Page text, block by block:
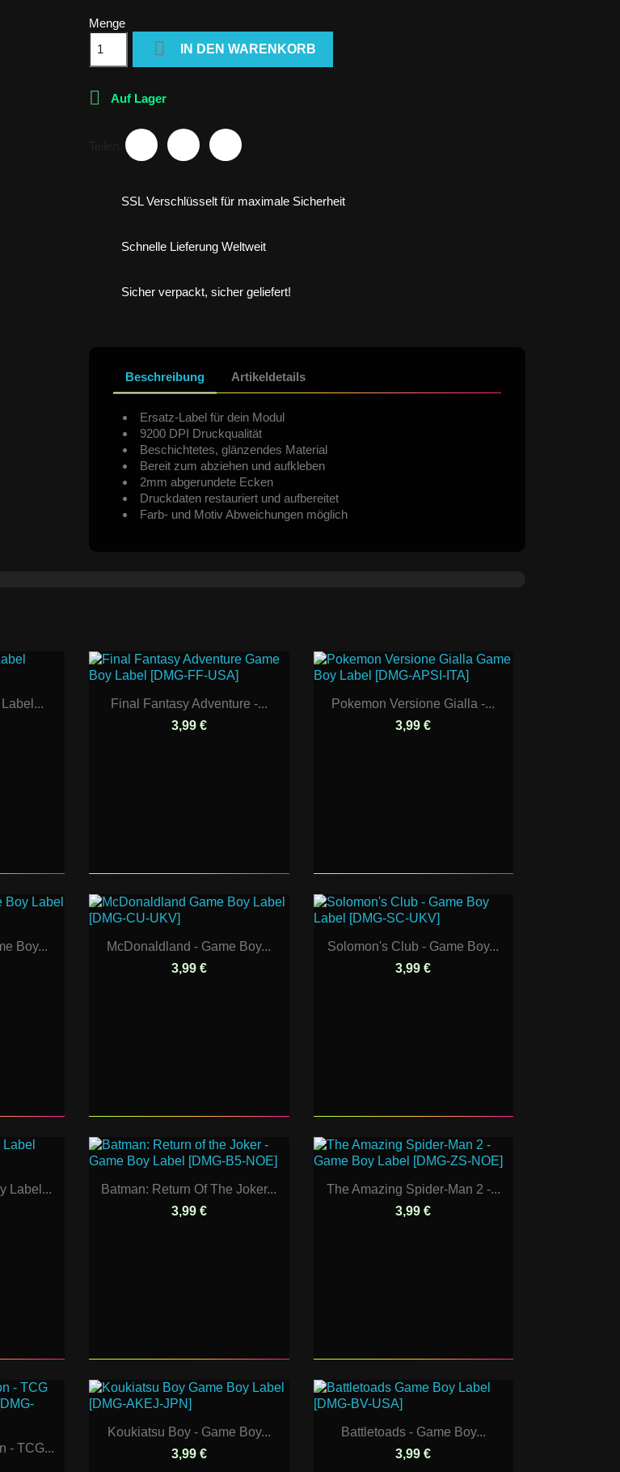
Menge
 IN DEN WARENKORB
 Auf Lager
SSL Verschlüsselt für maximale Sicherheit
Schnelle Lieferung Weltweit
Sicher verpackt, sicher geliefert!
Beschreibung Artikeldetails
Ersatz-Label für dein Modul
9200 DPI Druckqualität
Beschichtetes, glänzendes Material
Bereit zum abziehen und aufkleben
2mm abgerundete Ecken
Druckdaten restauriert und aufbereitet
Farb- und Motiv Abweichungen möglich
Final Fantasy Adventure -...
3,99 €
Pokemon Versione Gialla -...
3,99 €
Boy...
McDonaldland - Game Boy...
3,99 €
Solomon's Club - Game Boy...
3,99 €
Label...
Batman: Return Of The Joker...
3,99 €
The Amazing Spider-Man 2 -...
3,99 €
- TCG...
Koukiatsu Boy - Game Boy...
3,99 €
Battletoads - Game Boy...
3,99 €